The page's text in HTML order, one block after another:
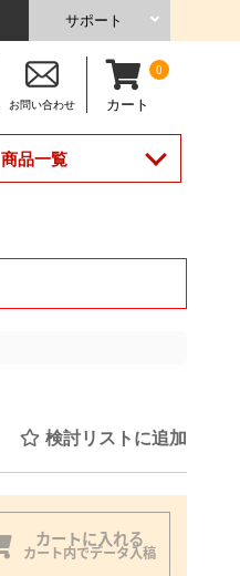
サポート
お問い合わせ
0
カート
商品一覧
検討リストに追加
カートに入れる
カート内でデータ入稿